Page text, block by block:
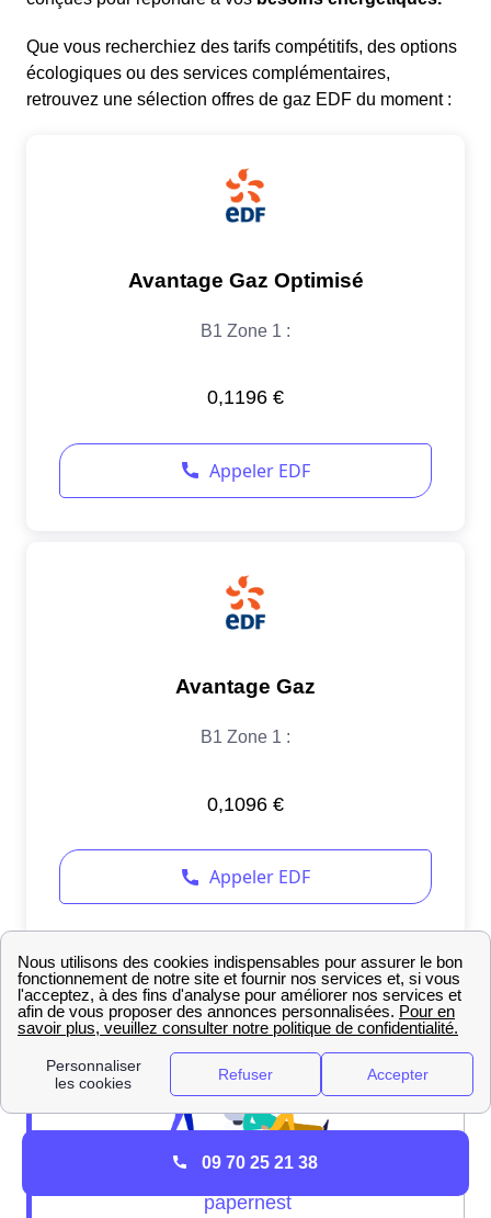
Que vous recherchiez des tarifs compétitifs, des options
écologiques ou des services complémentaires,
retrouvez une sélection offres de gaz EDF du moment :
09 70 25 21 38